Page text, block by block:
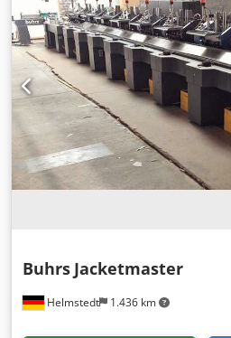
Helmstedt 1.436 km
Buhrs Jacketmaster